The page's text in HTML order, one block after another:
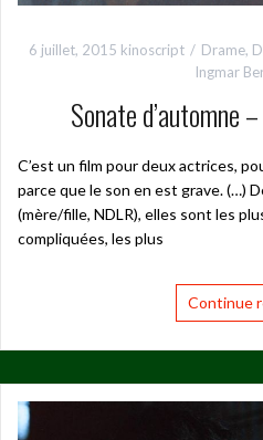
6 juillet, 2015 kinoscript Drame,
Ingmar
Sonate d’automne
C’est un film pour deux actrices,
parce que le son en est grave. (…)
(mère/fille, NDLR), elles sont les
compliquées, les plus
Continue